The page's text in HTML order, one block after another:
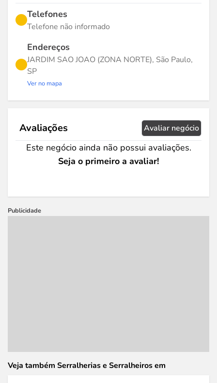
Telefones
Telefone não informado
Endereços
JARDIM SAO JOAO (ZONA NORTE), São Paulo,
SP
Ver no mapa
Avaliações Avaliar negócio
Este negócio ainda não possui avaliações.
Seja o primeiro a avaliar!
Publicidade
Veja também Serralherias e Serralheiros em